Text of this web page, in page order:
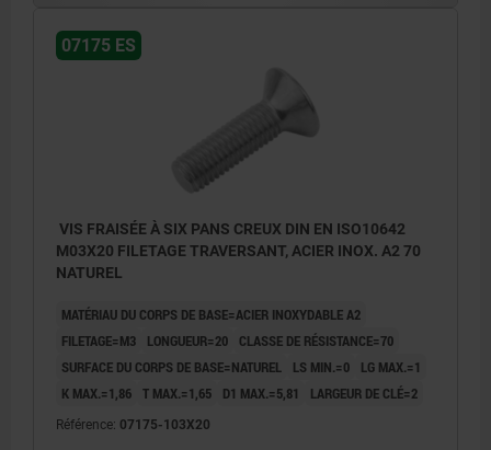
07175 ES
VIS FRAISÉE À SIX PANS CREUX DIN EN ISO10642
M03X20 FILETAGE TRAVERSANT, ACIER INOX. A2 70
NATUREL
MATÉRIAU DU CORPS DE BASE=ACIER INOXYDABLE A2
FILETAGE=M3
LONGUEUR=20
CLASSE DE RÉSISTANCE=70
SURFACE DU CORPS DE BASE=NATUREL
LS MIN.=0
LG MAX.=1
K MAX.=1,86 T MAX.=1,65 D1 MAX.=5,81 LARGEUR DE CLÉ=2
Référence: 07175-103X20